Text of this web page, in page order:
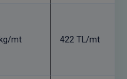
mt 422 TL/mt